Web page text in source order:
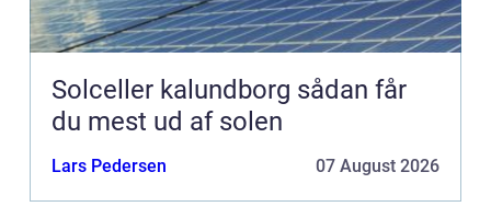
Solceller kalundborg sådan får
du mest ud af solen
Lars Pedersen 07 August 2026